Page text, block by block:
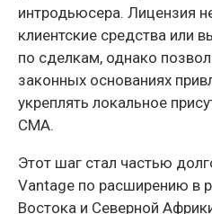
интродьюсера. Лицензия
клиентские средства или
по сделкам, однако
законных основаниях
укреплять локальное
CMA.
Этот шаг стал частью
Vantage по расширению в
Востока и Северной